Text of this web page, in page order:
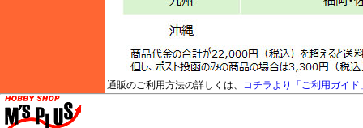
通販のご利用方法の詳しくは、 コチラより「ご利用ガイド